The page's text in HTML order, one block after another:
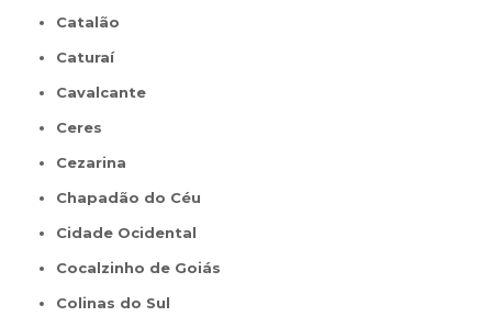
Catalão
Caturaí
Cavalcante
Ceres
Cezarina
Chapadão do Céu
Cidade Ocidental
Cocalzinho de Goiás
Colinas do Sul